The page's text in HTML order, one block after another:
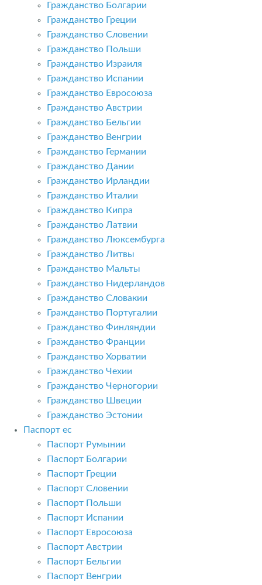
Гражданство Болгарии
Гражданство Греции
Гражданство Словении
Гражданство Польши
Гражданство Израиля
Гражданство Испании
Гражданство Евросоюза
Гражданство Австрии
Гражданство Бельгии
Гражданство Венгрии
Гражданство Германии
Гражданство Дании
Гражданство Ирландии
Гражданство Италии
Гражданство Кипра
Гражданство Латвии
Гражданство Люксембурга
Гражданство Литвы
Гражданство Мальты
Гражданство Нидерландов
Гражданство Словакии
Гражданство Португалии
Гражданство Финляндии
Гражданство Франции
Гражданство Хорватии
Гражданство Чехии
Гражданство Черногории
Гражданство Швеции
Гражданство Эстонии
Паспорт ес
Паспорт Румынии
Паспорт Болгарии
Паспорт Греции
Паспорт Словении
Паспорт Польши
Паспорт Испании
Паспорт Евросоюза
Паспорт Австрии
Паспорт Бельгии
Паспорт Венгрии